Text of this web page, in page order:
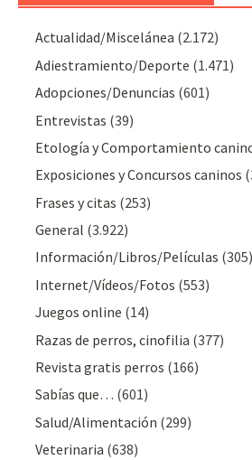
Actualidad/Miscelánea (2.172)
Adiestramiento/Deporte (1.471)
Adopciones/Denuncias (601)
Entrevistas (39)
Etología y Comportamiento
Exposiciones y Concursos caninos
Frases y citas (253)
General (3.922)
Información/Libros/Películas (305)
Internet/Vídeos/Fotos (553)
Juegos online (14)
Razas de perros, cinofilia (377)
Revista gratis perros (166)
Sabías que… (601)
Salud/Alimentación (299)
Veterinaria (638)